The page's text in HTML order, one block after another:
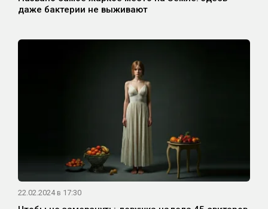
даже бактерии не выживают
22.02.2024 в 17:30